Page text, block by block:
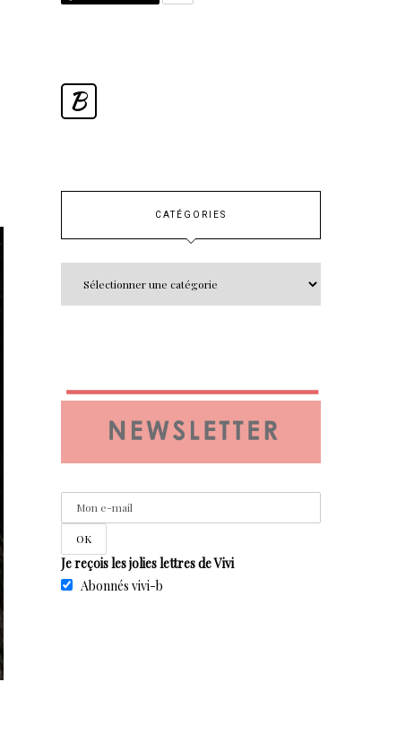
B
CATÉGORIES
Je reçois les jolies lettres de Vivi
Abonnés vivi-b